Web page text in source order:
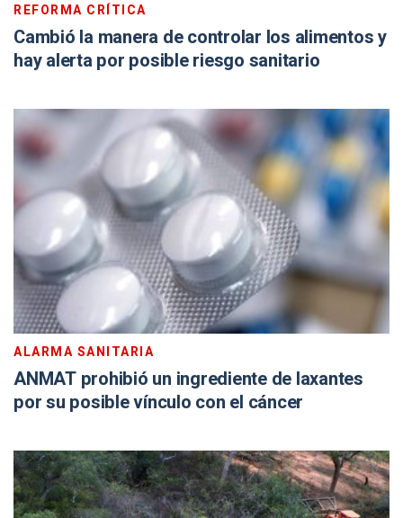
REFORMA CRÍTICA
Cambió la manera de controlar los alimentos y
hay alerta por posible riesgo sanitario
ALARMA SANITARIA
ANMAT prohibió un ingrediente de laxantes
por su posible vínculo con el cáncer